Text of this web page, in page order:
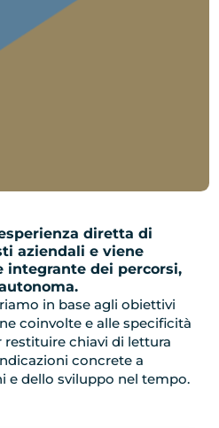
diretta di
aziendali e viene
integrante dei percorsi,
in base agli obiettivi
coinvolte e alle specificità
restituire chiavi di lettura
concrete a
e dello sviluppo nel tempo.